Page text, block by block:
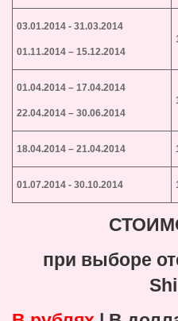
03.01.2014 - 31.03.2014
01.11.2014 – 15.12.2014
01.04.2014 – 17.04.2014
22.04.2014 – 30.06.2014
18.04.2014 – 21.04.2014
01.07.2014 - 30.10.2014
при выборе